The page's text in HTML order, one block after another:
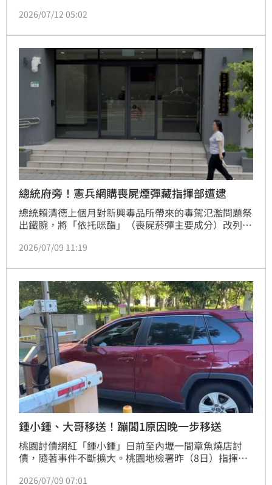
檢警不會監管財產。
2026/07/12 05:02
總統府旁！憲兵網購喪屍煙彈藏指揮部遭逮
總統賴清德上個月對新興毒品所帶來的毒駕氾濫問題祭
出鐵腕，將「依托咪酯」（喪屍菸彈主要成分）改列一
心，不過就在距離總統府僅200公尺的憲兵202指揮
長官逮到，由台北市憲兵隊移送偵辦自家人，經台北地
檢署以《陸海空軍刑法》、《毒品危害防制條例》起
訴，一審考量被告認罪、持毒數量不多，判處拘役50天
（得易科罰金5萬元），這名憲兵提上訴希望判輕一
點，不過二審維持原判，全案定讞。
2026/07/09 11:19
鍾小鍾、大哥移送！蹦闆1原因晚一步移送
桃園討債網紅「鍾小鍾」日前至內壢一間章魚燒店討
債，隨著事件不斷擴大。桃園地檢署昨（8日）指揮刑
括蹦闆、鍾小鍾在內，其中3人至刑事局訊問，依涉嫌
2026/07/09 07:01